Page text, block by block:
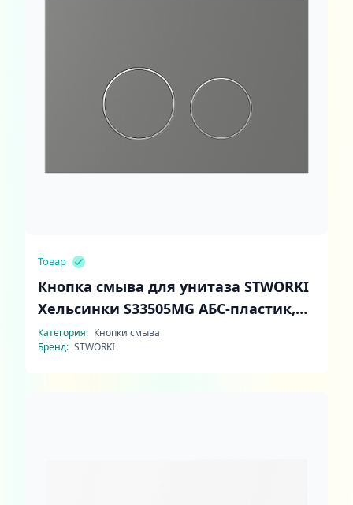
Товар
Кнопка смыва для унитаза STWORKI
Хельсинки S33505MG АБС-пластик,
цвет матовый серый
Категория: Кнопки смыва
Бренд: STWORKI